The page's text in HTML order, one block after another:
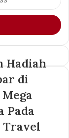
Hadiah
di
Pada
Travel